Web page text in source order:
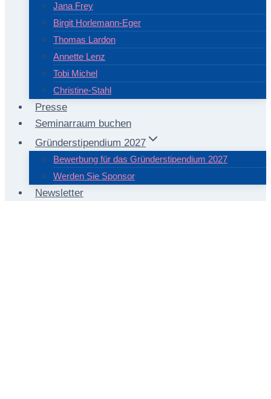
Jana Frey
Birgit Horlemann-Eger
Thomas Lardon
Annette Lenz
Tobi Michel
Christine-Stahl
Presse
Seminarraum buchen
Gründerstipendium 2027
Bewerbung für das Gründerstipendium 2027
Werden Sie Sponsor
Newsletter